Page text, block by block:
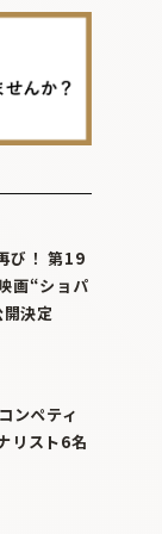
び！ 第19
画“ショパ
決定
ンペティ
リスト6名